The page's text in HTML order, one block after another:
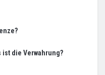
ist die Verwahrung?